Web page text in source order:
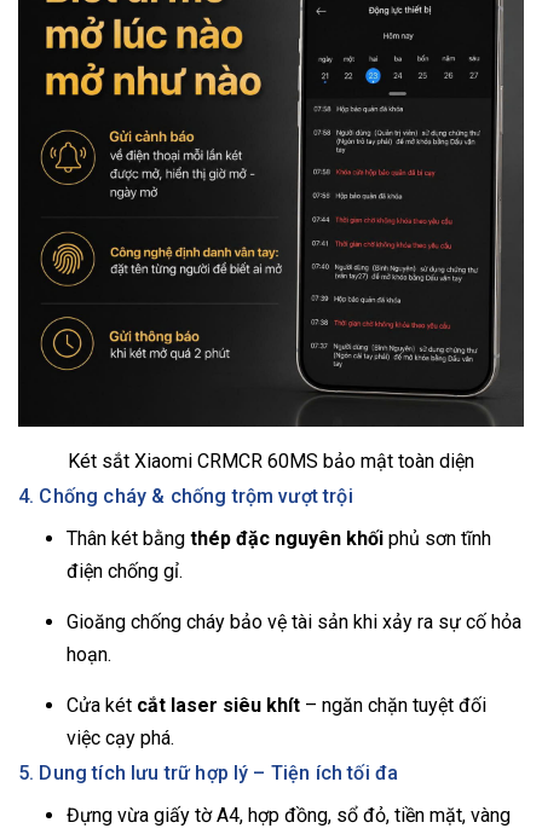
Két sắt Xiaomi CRMCR 60MS bảo mật toàn diện
4. Chống cháy & chống trộm vượt trội
Thân két bằng thép đặc nguyên khối phủ sơn tĩnh
điện chống gỉ.
Gioăng chống cháy bảo vệ tài sản khi xảy ra sự cố hỏa
hoạn.
Cửa két cắt laser siêu khít – ngăn chặn tuyệt đối
việc cạy phá.
5. Dung tích lưu trữ hợp lý – Tiện ích tối đa
Đựng vừa giấy tờ A4, hợp đồng, sổ đỏ, tiền mặt, vàng